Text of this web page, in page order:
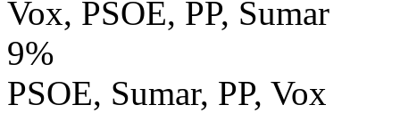
Vox, PSOE, PP, Sumar
9%
PSOE, Sumar, PP, Vox